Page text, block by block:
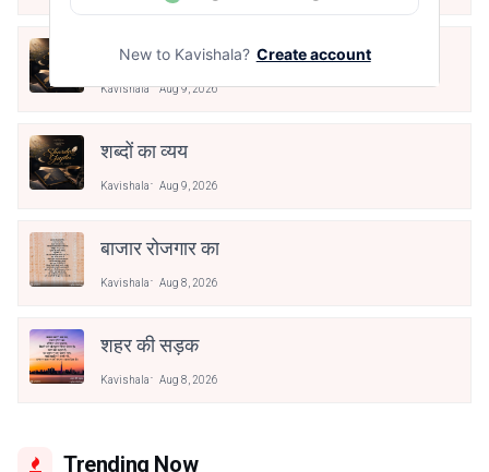
मैंने समझाना छोड़ दिया
Kavishala Aug 9, 2026
शब्दों का व्यय
Kavishala Aug 9, 2026
बाजार रोजगार का
Kavishala Aug 8, 2026
शहर की सड़क
Kavishala Aug 8, 2026
Trending Now
New to Kavishala? Create account